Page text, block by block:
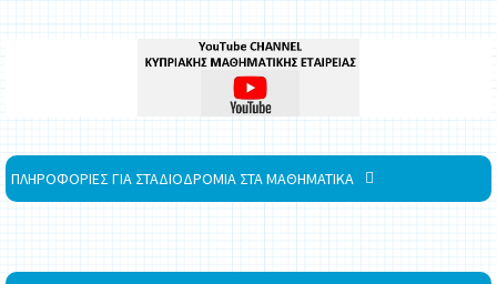
ΠΛΗΡΟΦΟΡΙΕΣ ΓΙΑ ΣΤΑΔΙΟΔΡΟΜΙΑ ΣΤΑ ΜΑΘΗΜΑΤΙΚΑ